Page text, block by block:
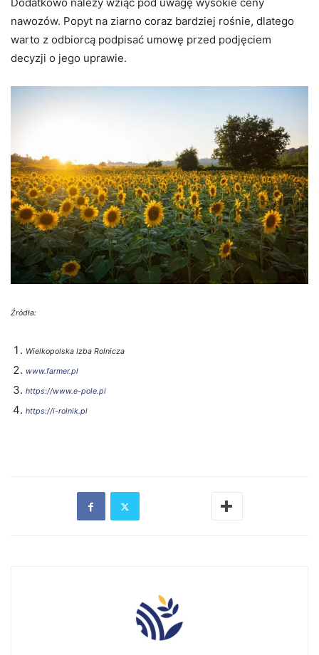
nawozów. Popyt na ziarno coraz bardziej rośnie, dlatego
warto z odbiorcą podpisać umowę przed podjęciem
decyzji o jego uprawie.
Źródła:
Wielkopolska Izba Rolnicza
www.farmer.pl
https://www.e-pole.pl
https://i-rolnik.pl